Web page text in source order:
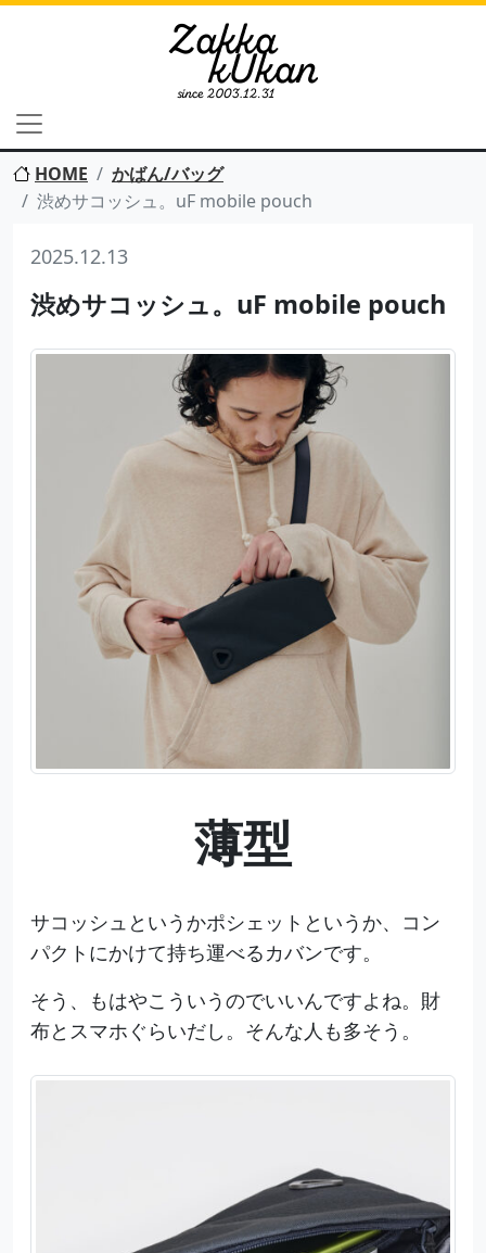
HOME
かばん/バッグ
渋めサコッシュ。uF mobile pouch
2025.12.13
渋めサコッシュ。uF mobile pouch
薄型
サコッシュというかポシェットというか、コン
パクトにかけて持ち運べるカバンです。
そう、もはやこういうのでいいんですよね。財
布とスマホぐらいだし。そんな人も多そう。